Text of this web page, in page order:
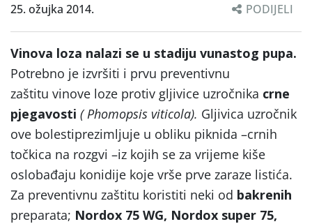
25. ožujka 2014. PODIJELI
Vinova loza nalazi se u stadiju vunastog pupa.
Potrebno je izvršiti i prvu preventivnu
zaštitu vinove loze protiv gljivice uzročnika crne
pjegavosti ( Phomopsis viticola). Gljivica uzročnik
ove bolestiprezimljuje u obliku piknida –crnih
točkica na rozgvi –iz kojih se za vrijeme kiše
oslobađaju konidije koje vrše prve zaraze listića.
Za preventivnu zaštitu koristiti neki od bakrenih
preparata; Nordox 75 WG, Nordox super 75,